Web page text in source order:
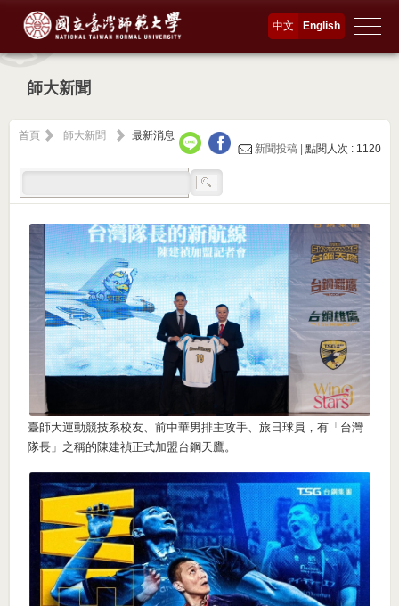
English
中文
師大新聞
首頁 師大新聞
最新消息
新聞投稿 |點閱人次 : 1120
臺師大運動競技系校友、前中華男排主攻手、旅日球員，有「台灣
隊長」之稱的陳建禎正式加盟台鋼天鷹。